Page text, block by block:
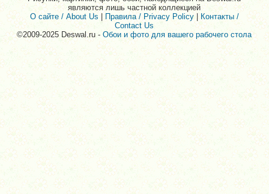
являются лишь частной коллекцией
О сайте / About Us |Правила / Privacy Policy | Контакты /
Contact Us
©2009-2025 Deswal.ru -Обои и фото для вашего рабочего стола